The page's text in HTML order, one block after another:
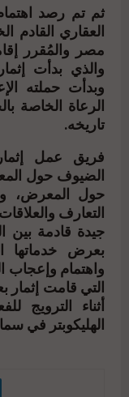
ثم تم رصد
العقاري القادم
مصر والمُقرر
والذي بدأت
وبدأت حملته
الرعاة الخاصة
تاريخه.
فريق عمل
الضيوف حول
حول المعرض،
التعارف
جيدة قادمة بين
بعرض خدماتها
واهتمام وإعجاب
التي قامت
أثناء الترويج
الهليكوبتر في